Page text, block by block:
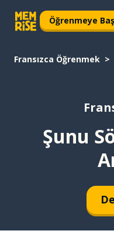
Öğrenmeye
Fransızca Öğrenmek
Şunu